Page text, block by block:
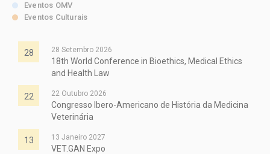
Eventos OMV
Eventos Culturais
28 28 Setembro 2026
18th World Conference in Bioethics, Medical Ethics
and Health Law
22 22 Outubro 2026
Congresso Ibero-Americano de História da Medicina
Veterinária
13 13 Janeiro 2027
VET.GAN Expo